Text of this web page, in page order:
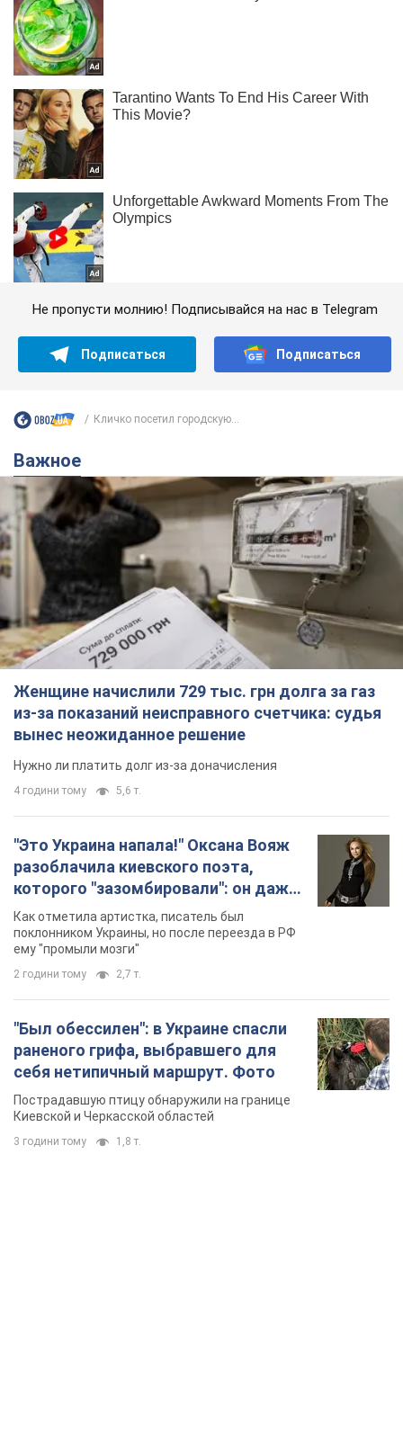
Не пропусти молнию! Подписывайся на нас в Telegram
Подписаться Подписаться
Кличко посетил городскую...
Важное
Женщине начислили 729 тыс. грн долга за газ
из-за показаний неисправного счетчика: судья
вынес неожиданное решение
Нужно ли платить долг из-за доначисления
4 години тому 5,6 т.
"Это Украина напала!" Оксана Вояж
разоблачила киевского поэта,
которого "зазомбировали": он даже
русского не знал, а теперь хочет
геноцида украинцев
Как отметила артистка, писатель был
поклонником Украины, но после переезда в РФ
ему "промыли мозги"
2 години тому 2,7 т.
"Был обессилен": в Украине спасли
раненого грифа, выбравшего для
себя нетипичный маршрут. Фото
Пострадавшую птицу обнаружили на границе
Киевской и Черкасской областей
3 години тому 1,8 т.